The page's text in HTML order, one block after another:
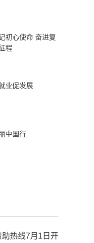
初心使命 奋进复
程
业促发展
中国行
热线7月1日开